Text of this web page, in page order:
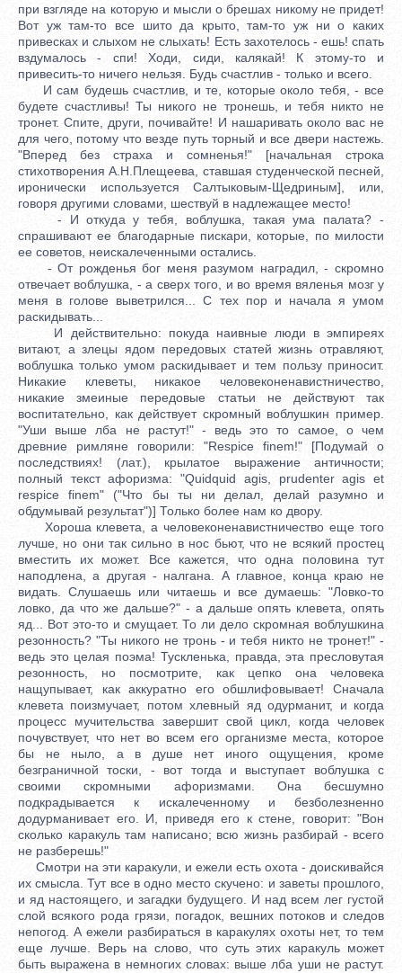
при взгляде на которую и мысли о брешах никому не придет!
Вот уж там-то все шито да крыто, там-то уж ни о каких
привесках и слыхом не слыхать! Есть захотелось - ешь! спать
вздумалось - спи! Ходи, сиди, калякай! К этому-то и
привесить-то ничего нельзя. Будь счастлив - только и всего.
И сам будешь счастлив, и те, которые около тебя, - все
будете счастливы! Ты никого не тронешь, и тебя никто не
тронет. Спите, други, почивайте! И нашаривать около вас не
для чего, потому что везде путь торный и все двери настежь.
"Вперед без страха и сомненья!" [начальная строка
стихотворения А.Н.Плещеева, ставшая студенческой песней,
иронически используется Салтыковым-Щедриным], или,
говоря другими словами, шествуй в надлежащее место!
- И откуда у тебя, воблушка, такая ума палата? -
спрашивают ее благодарные пискари, которые, по милости
ее советов, неискалеченными остались.
- От рожденья бог меня разумом наградил, - скромно
отвечает воблушка, - а сверх того, и во время вяленья мозг у
меня в голове выветрился... С тех пор и начала я умом
раскидывать...
И действительно: покуда наивные люди в эмпиреях
витают, а злецы ядом передовых статей жизнь отравляют,
воблушка только умом раскидывает и тем пользу приносит.
Никакие клеветы, никакое человеконенавистничество,
никакие змеиные передовые статьи не действуют так
воспитательно, как действует скромный воблушкин пример.
"Уши выше лба не растут!" - ведь это то самое, о чем
древние римляне говорили: "Respice finem!" [Подумай о
последствиях! (лат.), крылатое выражение античности;
полный текст афоризма: "Quidquid agis, prudenter agis et
respice finem" ("Что бы ты ни делал, делай разумно и
обдумывай результат")] Только более нам ко двору.
Хороша клевета, а человеконенавистничество еще того
лучше, но они так сильно в нос бьют, что не всякий простец
вместить их может. Все кажется, что одна половина тут
наподлена, а другая - налгана. А главное, конца краю не
видать. Слушаешь или читаешь и все думаешь: "Ловко-то
ловко, да что же дальше?" - а дальше опять клевета, опять
яд... Вот это-то и смущает. То ли дело скромная воблушкина
резонность? "Ты никого не тронь - и тебя никто не тронет!" -
ведь это целая поэма! Тускленька, правда, эта пресловутая
резонность, но посмотрите, как цепко она человека
нащупывает, как аккуратно его обшлифовывает! Сначала
клевета поизмучает, потом хлевный яд одурманит, и когда
процесс мучительства завершит свой цикл, когда человек
почувствует, что нет во всем его организме места, которое
бы не ныло, а в душе нет иного ощущения, кроме
безграничной тоски, - вот тогда и выступает воблушка с
своими скромными афоризмами. Она бесшумно
подкрадывается к искалеченному и безболезненно
додурманивает его. И, приведя его к стене, говорит: "Вон
сколько каракуль там написано; всю жизнь разбирай - всего
не разберешь!"
Смотри на эти каракули, и ежели есть охота - доискивайся
их смысла. Тут все в одно место скучено: и заветы прошлого,
и яд настоящего, и загадки будущего. И над всем лег густой
слой всякого рода грязи, погадок, вешних потоков и следов
непогод. А ежели разбираться в каракулях охоты нет, то тем
еще лучше. Верь на слово, что суть этих каракуль может
быть выражена в немногих словах: выше лба уши не растут.